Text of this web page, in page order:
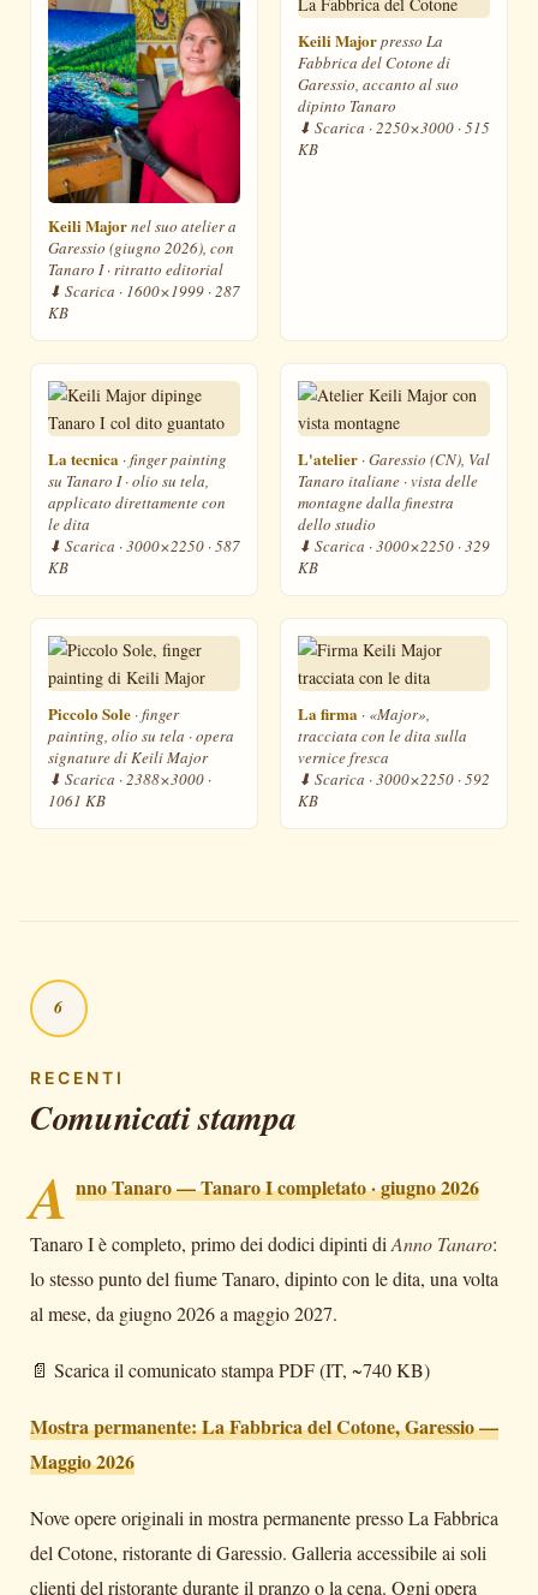
Keili Majornel suo atelier a
Garessio (giugno 2026), con
Tanaro I· ritratto editorial
⬇ Scarica · 1600×1999 · 287
KB
Keili Majorpresso La
Fabbrica del Cotone di
Garessio, accanto al suo
dipinto Tanaro
⬇ Scarica · 2250×3000 · 515
KB
La tecnica· finger painting
su Tanaro I· olio su tela,
applicato direttamente con
le dita
⬇ Scarica · 3000×2250 · 587
KB
L'atelier · Garessio (CN), Val
Tanaro italiane · vista delle
montagne dalla finestra
dello studio
⬇ Scarica · 3000×2250 · 329
KB
Piccolo Sole· finger
painting, olio su tela · opera
signature di Keili Major
⬇ Scarica · 2388×3000 ·
1061 KB
La firma · «Major»,
tracciata con le dita sulla
vernice fresca
⬇ Scarica · 3000×2250 · 592
KB
6
RECENTI
Comunicati stampa
A nno Tanaro — Tanaro I completato · giugno 2026
Tanaro I è completo, primo dei dodici dipinti di Anno Tanaro:
lo stesso punto del fiume Tanaro, dipinto con le dita, una volta
al mese, da giugno 2026 a maggio 2027.
📄 Scarica il comunicato stampa PDF (IT, ~740 KB)
Mostra permanente: La Fabbrica del Cotone, Garessio —
Maggio 2026
Nove opere originali in mostra permanente presso La Fabbrica
del Cotone, ristorante di Garessio. Galleria accessibile ai soli
clienti del ristorante durante il pranzo o la cena. Ogni opera